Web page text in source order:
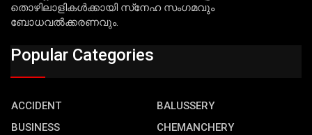
തൊഴിലാളികള്‍ക്കായി സ്‌നേഹ സംഗമവും
ബോധവല്‍ക്കരണവും.
Popular Categories
ACCIDENT
BALUSSERY
BUSINESS
CHEMANCHERY